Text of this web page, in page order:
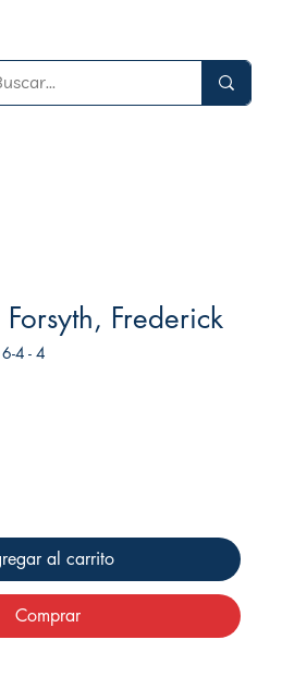
Frederick
4 - 4
al carrito
Comprar